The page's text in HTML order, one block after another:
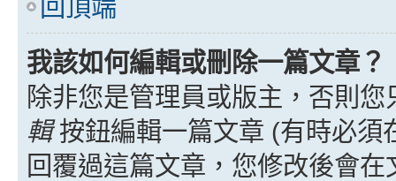
回頂端
我該如何編輯或刪除一篇文章？
除非您是管理員或版主，否則
輯按鈕編輯一篇文章 (有時必須
回覆過這篇文章，您修改後會